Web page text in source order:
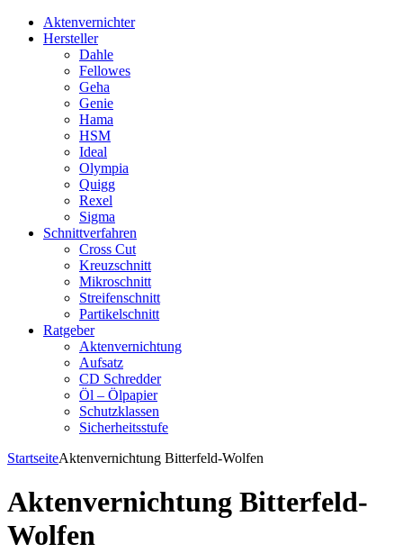
Aktenvernichter
Hersteller
Dahle
Fellowes
Geha
Genie
Hama
HSM
Ideal
Olympia
Quigg
Rexel
Sigma
Schnittverfahren
Cross Cut
Kreuzschnitt
Mikroschnitt
Streifenschnitt
Partikelschnitt
Ratgeber
Aktenvernichtung
Aufsatz
CD Schredder
Öl – Ölpapier
Schutzklassen
Sicherheitsstufe
StartseiteAktenvernichtung Bitterfeld-Wolfen
Aktenvernichtung Bitterfeld-
Wolfen